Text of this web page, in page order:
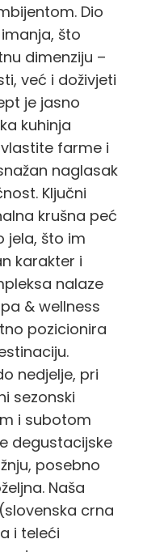
Dio
što
dimenziju –
već i doživjeti
je jasno
kuhinja
farme i
naglasak
Ključni
krušna peć
jela, što im
karakter i
nalaze
& wellness
pozicionira
nedjelje, pri
sezonski
i subotom
degustacijske
posebno
Naša
crna
i teleći